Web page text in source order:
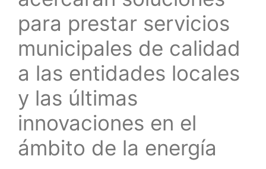
para prestar servicios
municipales de calidad
a las entidades locales
y las últimas
innovaciones en el
ámbito de la energía